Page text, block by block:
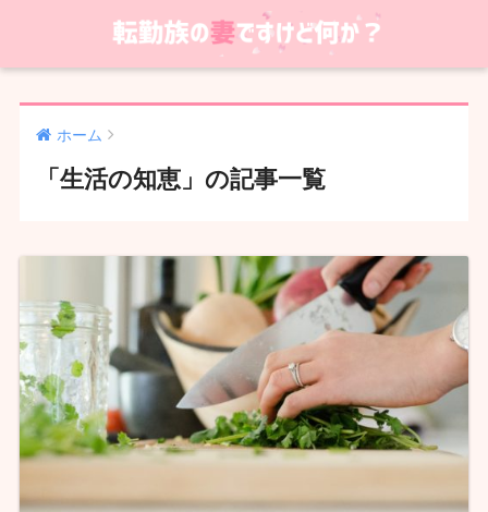
ホーム
「生活の知恵」の記事一覧